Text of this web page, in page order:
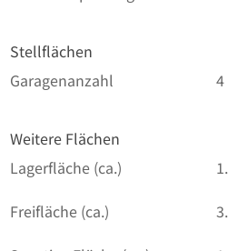
Stellflächen
Garagenanzahl
4
Weitere Flächen
Lagerfläche (ca.)
Freifläche (ca.)